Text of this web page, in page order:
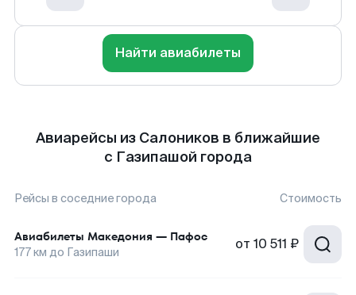
Найти авиабилеты
Авиарейсы из Салоников в ближайшие
с Газипашой города
Рейсы в соседние города Стоимость
Авиабилеты Македония — Пафос
177км до Газипаши от 10 511 ₽